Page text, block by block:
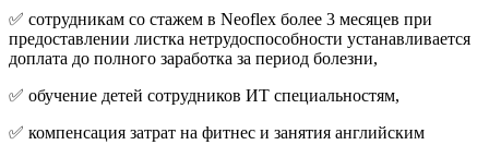
✅ сотрудникам со стажем в Neoflex более 3 месяцев при
предоставлении листка нетрудоспособности устанавливается
доплата до полного заработка за период болезни,
✅ обучение детей сотрудников ИТ специальностям,
✅ компенсация затрат на фитнес и занятия английским